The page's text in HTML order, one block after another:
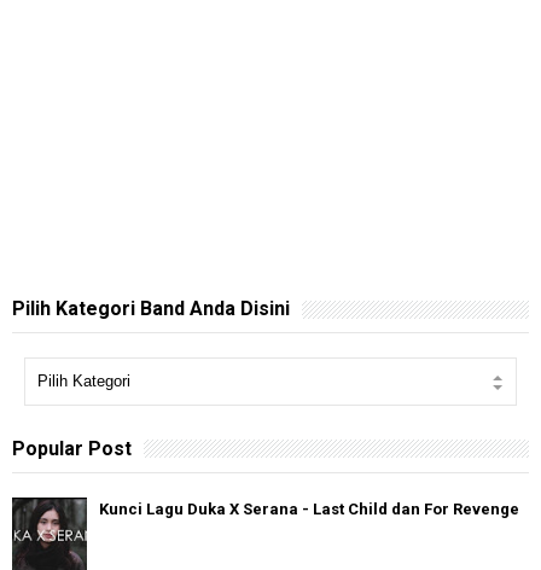
Pilih Kategori Band Anda Disini
Popular Post
Kunci Lagu Duka X Serana - Last Child dan For Revenge